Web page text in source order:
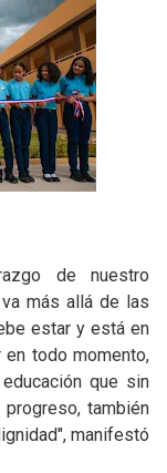
de nuestro
más allá de las
estar y está en
todo momento,
que sin
también
manifestó